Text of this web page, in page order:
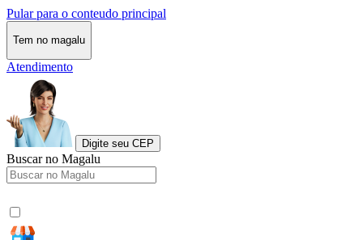
Pular para o conteudo principal
Tem no magalu
Atendimento
Digite seu CEP
Buscar no Magalu